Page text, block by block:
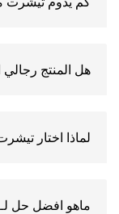
هل المنتج رجالي
لماذا اختار
ماهو افضل حل لـ